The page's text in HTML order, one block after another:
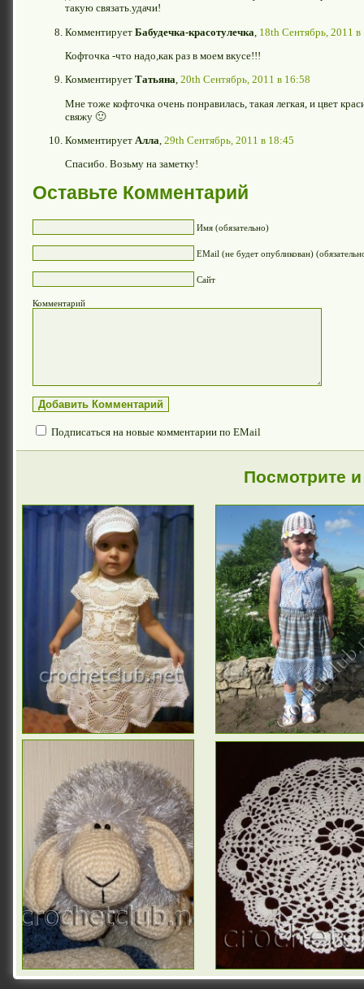
такую связать.удачи!
Комментирует Бабудечка-красотулечка 18th Сентябрь, 2011
Кофточка -что надо,как раз в моем вкусе!!!
Комментирует Татьяна, 20th Сентябрь, 2011 в 16:58
Мне тоже кофточка очень понравилась, такая легкая, и цвет
свяжу 🙂
Комментирует Алла 29th Сентябрь, 2011 в 18:45
Спасибо. Возьму на заметку!
Оставьте Комментарий
Имя (обязательно)
EMail (не будет опубликован)
Сайт
Комментарий
Подписаться на новые комментарии по EMail
Посмотрите